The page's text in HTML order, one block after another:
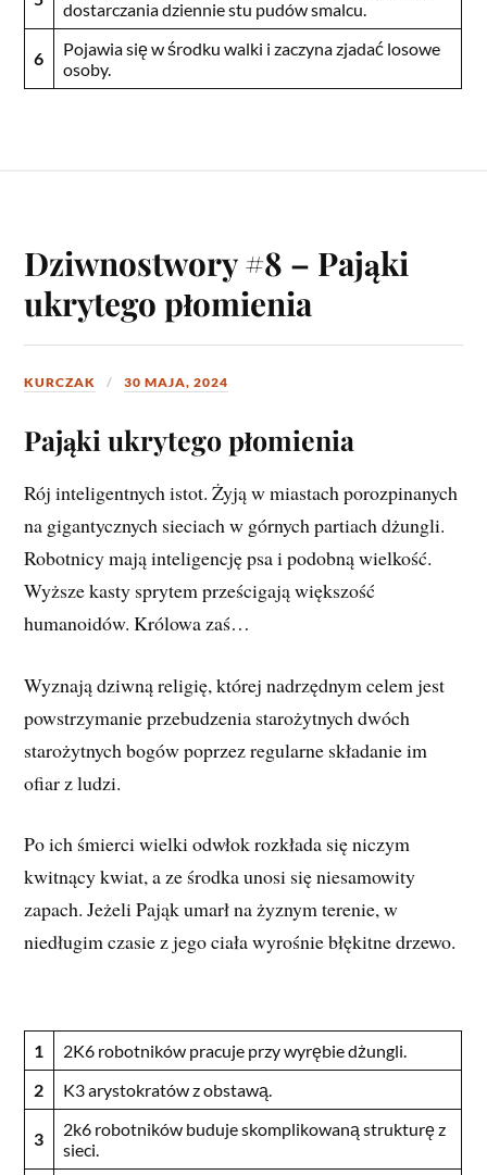
dostarczania dziennie stu pudów smalcu.
6
Pojawia się w środku walki i zaczyna zjadać losowe
osoby.
Dziwnostwory #8 – Pająki
ukrytego płomienia
KURCZAK 30 MAJA, 2024
Pająki ukrytego płomienia
Rój inteligentnych istot. Żyją w miastach porozpinanych
na gigantycznych sieciach w górnych partiach dżungli.
Robotnicy mają inteligencję psa i podobną wielkość.
Wyższe kasty sprytem prześcigają większość
humanoidów. Królowa zaś…
Wyznają dziwną religię, której nadrzędnym celem jest
powstrzymanie przebudzenia starożytnych dwóch
starożytnych bogów poprzez regularne składanie im
ofiar z ludzi.
Po ich śmierci wielki odwłok rozkłada się niczym
kwitnący kwiat, a ze środka unosi się niesamowity
zapach. Jeżeli Pająk umarł na żyznym terenie, w
niedługim czasie z jego ciała wyrośnie błękitne drzewo.
1
2K6 robotników pracuje przy wyrębie dżungli.
2
K3 arystokratów z obstawą.
3
2k6 robotników buduje skomplikowaną strukturę z
sieci.